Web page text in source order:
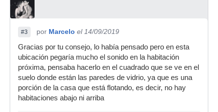
#3 por Marcelo el 14/09/2019
Gracias por tu consejo, lo había pensado pero en esta
ubicación pegaría mucho el sonido en la habitación
próxima, pensaba hacerlo en el cuadrado que se ve en el
suelo donde están las paredes de vidrio, ya que es una
porción de la casa que está flotando, es decir, no hay
habitaciones abajo ni arriba